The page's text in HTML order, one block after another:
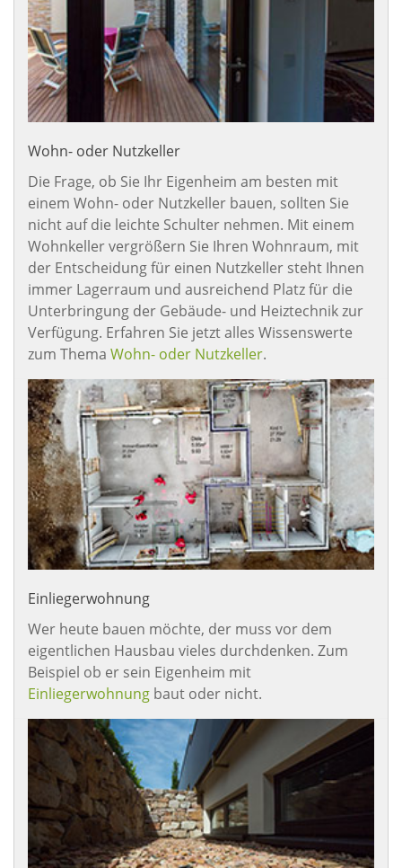
Wohn- oder Nutzkeller
Die Frage, ob Sie Ihr Eigenheim am besten mit
einem Wohn- oder Nutzkeller bauen, sollten Sie
nicht auf die leichte Schulter nehmen. Mit einem
Wohnkeller vergrößern Sie Ihren Wohnraum, mit
der Entscheidung für einen Nutzkeller steht Ihnen
immer Lagerraum und ausreichend Platz für die
Unterbringung der Gebäude- und Heiztechnik zur
Verfügung. Erfahren Sie jetzt alles Wissenswerte
zum Thema Wohn- oder Nutzkeller.
Einliegerwohnung
Wer heute bauen möchte, der muss vor dem
eigentlichen Hausbau vieles durchdenken. Zum
Beispiel ob er sein Eigenheim mit
Einliegerwohnung baut oder nicht.